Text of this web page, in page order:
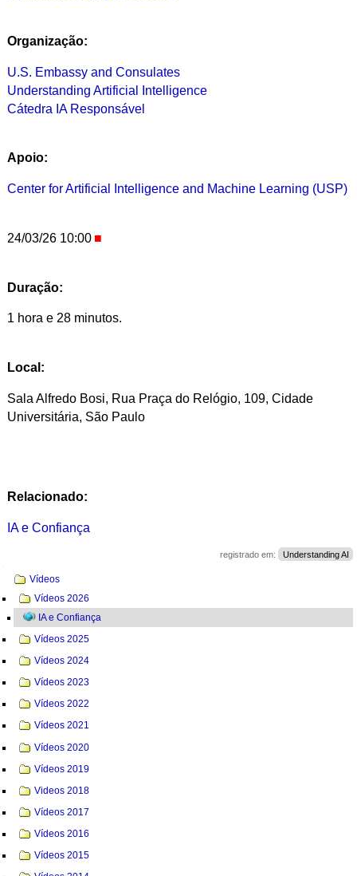
Organização:
U.S. Embassy and Consulates
Understanding Artificial Intelligence
Cátedra IA Responsável
Apoio:
Center for Artificial Intelligence and Machine Learning (USP)
24/03/26 10:00
Duração:
1 hora e 28 minutos.
Local:
Sala Alfredo Bosi, Rua Praça do Relógio, 109, Cidade
Universitária, São Paulo
Relacionado:
IA e Confiança
registrado em: Understanding AI
Navegação
Vídeos
Vídeos 2026
IA e Confiança
Vídeos 2025
Vídeos 2024
Vídeos 2023
Vídeos 2022
Vídeos 2021
Vídeos 2020
Vídeos 2019
Videos 2018
Vídeos 2017
Vídeos 2016
Vídeos 2015